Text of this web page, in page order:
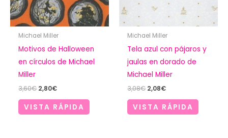
Michael Miller
Motivos de Halloween
en círculos de Michael
Miller
3,60€ El
original
era:
2,80€El
actual
es:
VISTA RÁPIDA
Michael Miller
Tela azul con pájaros y
jaulas en dorado de
Michael Miller
3,08€ El
original
era:
2,08€El
actual
es:
VISTA RÁPIDA